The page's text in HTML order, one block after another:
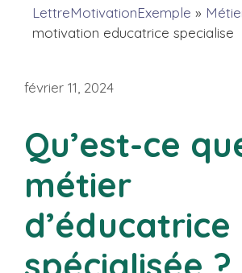
LettreMotivationExemple »
motivation educatrice specialise
février 11, 2024
Qu’est-ce
métier
d’éducatrice